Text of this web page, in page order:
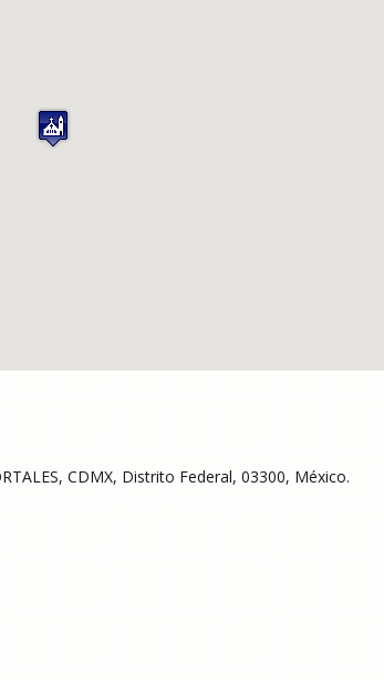
CDMX, Distrito Federal, 03300, México.